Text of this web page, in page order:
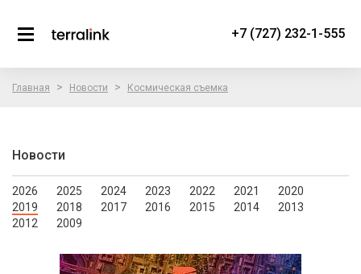
+7 (727) 232-1-555
Главная > Новости > Космическая съемка
Новости
2026 2025 2024 2023 2022 2021
2020
2019
2018 2017 2016 2015 2014
2013
2012
2009